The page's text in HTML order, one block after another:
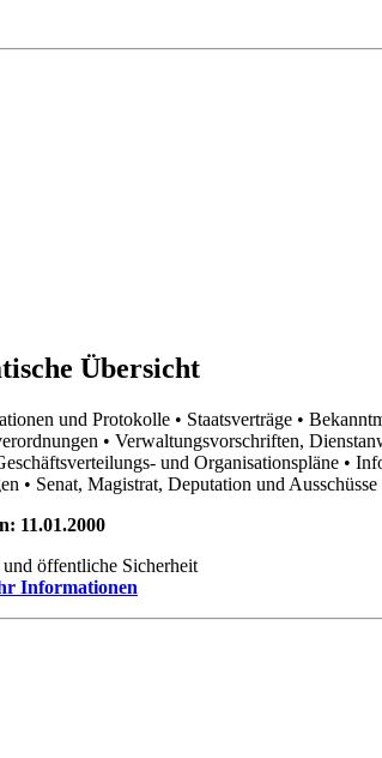
Übersicht
und Protokolle • Staatsverträge •
• Verwaltungsvorschriften,
und Organisationspläne •
• Senat, Magistrat, Deputation und Ausschüsse
11.01.2000
Informationen